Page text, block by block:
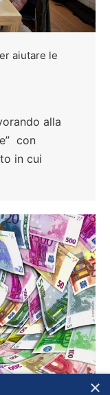
aiutare le
alla
con
in cui
×